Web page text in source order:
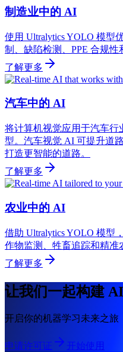
制造业中的 AI
使用 Ultralytics YOLO 模型
制、缺陷检测、PPE 合规性
了解更多
汽车中的 AI
将计算机视觉应用于汽车行
型。汽车视觉 AI 可提升道
打造更智能的道路。
了解更多
农业中的 AI
借助 Ultralytics YOLO 模型
作物监测、牲畜追踪和精准
了解更多
让我们一起构建
开启你的机器学习未来之旅
申请许可证 开始使用